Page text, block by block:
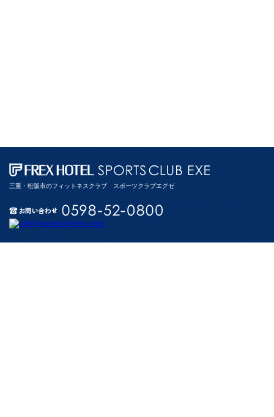
三重・松阪市のフィットネスクラブ スポーツクラブエグゼ